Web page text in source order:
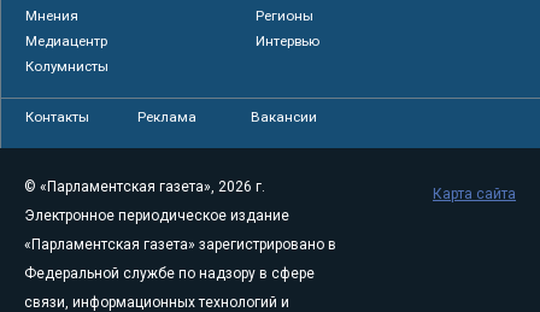
Мнения
Регионы
Медиацентр
Интервью
Колумнисты
Контакты Реклама Вакансии
© «Парламентская газета», 2026 г.
Электронное периодическое издание
«Парламентская газета» зарегистрировано в
Федеральной службе по надзору в сфере
связи, информационных технологий и
Карта сайта